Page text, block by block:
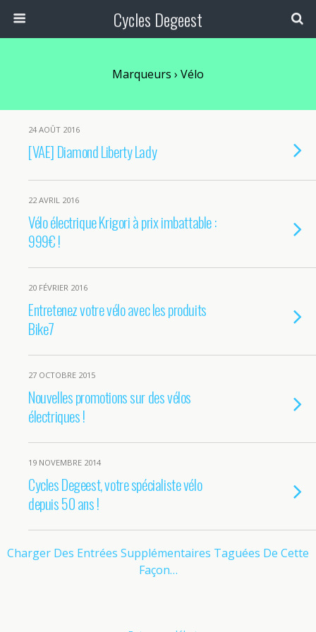
Cycles Degeest
Marqueurs › Vélo
24 AOÛT 2016
[VAE] Diamond Liberty Lady
22 AVRIL 2016
Vélo électrique Krigori à prix imbattable :
999€ !
20 FÉVRIER 2016
Entretenez votre vélo avec les produits
Bike7
27 OCTOBRE 2015
Nouvelles promotions sur des vélos
électriques !
19 NOVEMBRE 2014
Cycles Degeest, votre spécialiste vélo
depuis 50 ans !
Charger Des Entrées Supplémentaires Taguées De Cette
Façon…